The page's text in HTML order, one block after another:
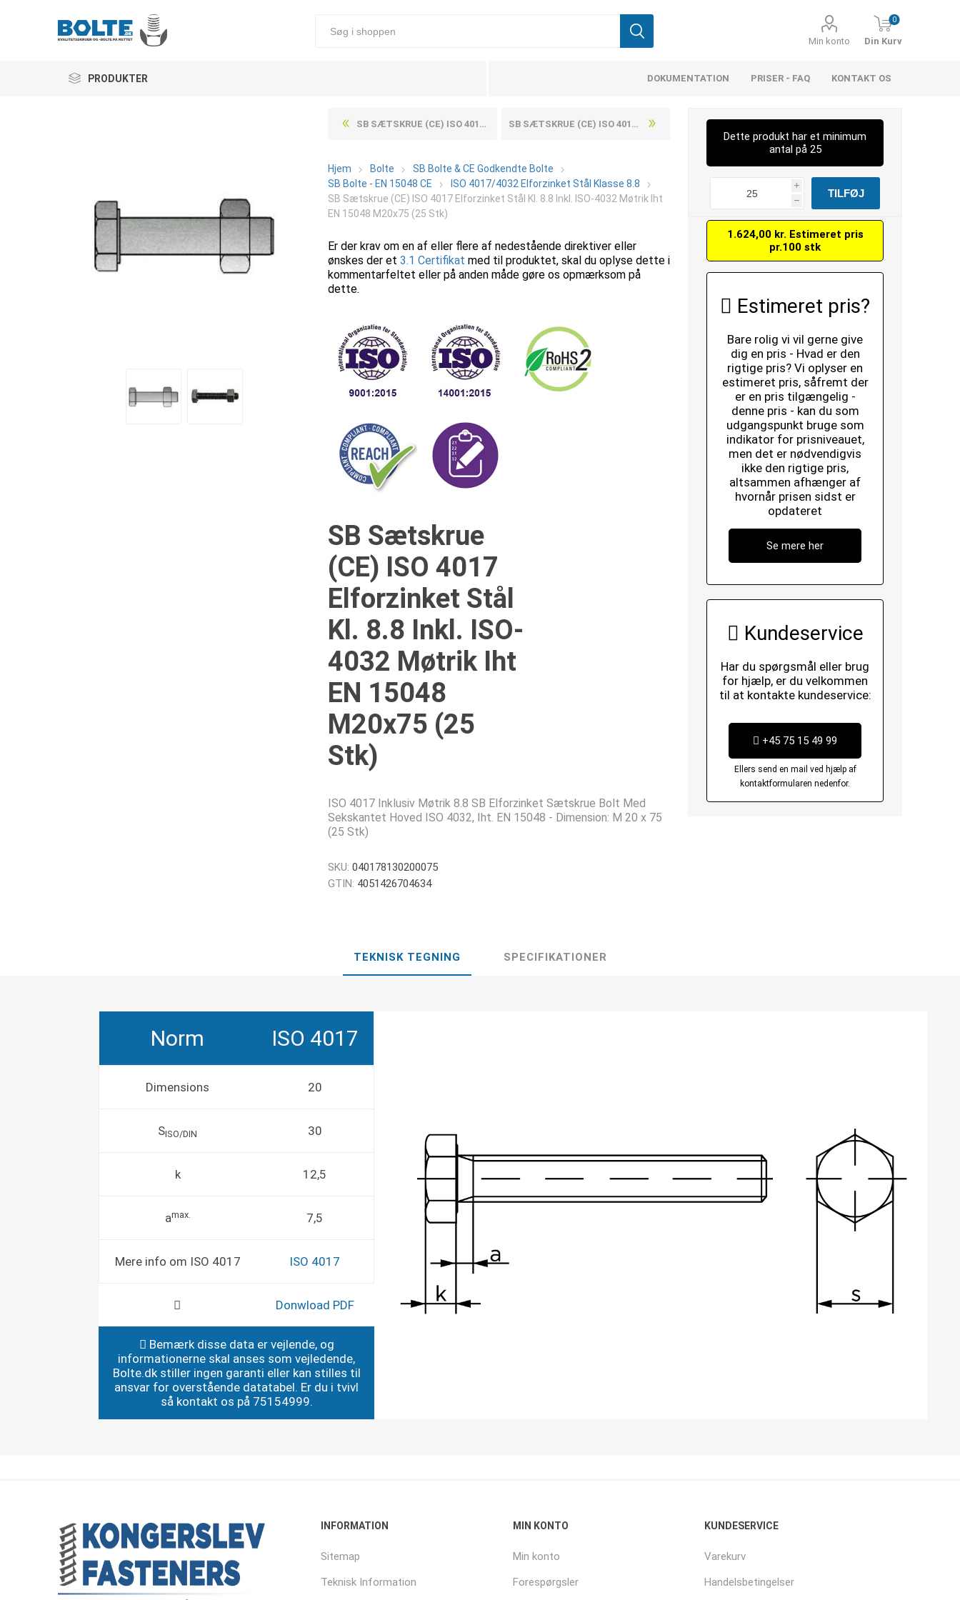
Min konto
0
Din Kurv
PRODUKTER DOKUMENTATION PRISER - FAQ KONTAKT OS
SB SÆTSKRUE (CE) ISO 4017 ELFORZINKET STÅL KL. 8.8 INKL. ISO-4032 MØTRIK IHT EN 15048 M20X70 (25 STK) SB SÆTSKRUE (CE) ISO 4017 ELFORZINKET STÅL KL. 8.8 INKL. ISO-4032 MØTRIK IHT EN 15048 M20X80 (25 STK)
Hjem Bolte
SB Bolte & CE Godkendte Bolte
SB Bolte - EN 15048 CE
ISO 4017/4032 Elforzinket Stål Klasse 8.8
SB Sætskrue (CE) ISO 4017 Elforzinket Stål Kl. 8.8 Inkl. ISO-4032 Møtrik Iht
EN 15048 M20x75 (25 Stk)
Er der krav om en af eller flere af nedestående direktiver eller
ønskes der et3.1 Certifikat med til produktet, skal du oplyse dette i
kommentarfeltet eller på anden måde gøre os opmærksom på
dette.
SB Sætskrue
(CE) ISO 4017
Elforzinket Stål
Kl. 8.8 Inkl. ISO-
4032 Møtrik Iht
EN 15048
M20x75 (25
Stk)
ISO 4017 Inklusiv Møtrik 8.8 SB Elforzinket Sætskrue Bolt Med
Sekskantet Hoved ISO 4032, Iht. EN 15048 - Dimension: M 20 x 75
(25 Stk)
SKU: 040178130200075
GTIN: 4051426704634
Dette produkt har et minimum
antal på 25
i
h
1.624,00 kr. Estimeret pris
pr.100 stk
Estimeret pris?
Bare rolig vi vil gerne give
dig en pris - Hvad er den
rigtige pris? Vi oplyser en
estimeret pris, såfremt der
er en pris tilgængelig -
denne pris - kan du som
udgangspunkt bruge som
indikator for prisniveauet,
men det er nødvendigvis
ikke den rigtige pris,
altsammen afhænger af
hvornår prisen sidst er
opdateret
Se mere her
Kundeservice
Har du spørgsmål eller brug
for hjælp, er du velkommen
til at kontakte kundeservice:
+45 75 15 49 99
Ellers send en mail ved hjælp af
kontaktformularen nedenfor.
TEKNISK TEGNING SPECIFIKATIONER
Norm ISO 4017
Dimensions 20
SISO/DIN 30
k 12,5
amax. 7,5
Mere info om ISO 4017 ISO 4017
Donwload PDF
Bemærk disse data er vejlende, og
informationerne skal anses som vejledende,
Bolte.dk stiller ingen garanti eller kan stilles til
ansvar for overstående datatabel. Er du i tvivl
så kontakt os på 75154999.
INFORMATION
Sitemap
Teknisk Information
MIN KONTO
Min konto
Forespørgsler
KUNDESERVICE
Varekurv
Handelsbetingelser